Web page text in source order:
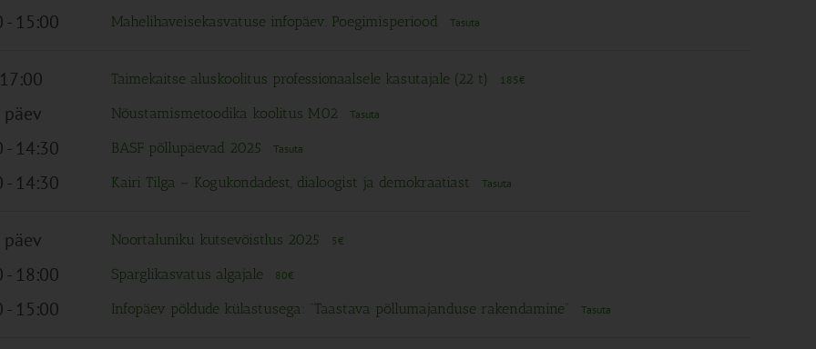
- 15:00 Mahelihaveisekasvatuse infopäev. Poegimisperiood Tasuta
Taimekaitse aluskoolitus professionaalsele kasutajale (22 t) 185€
päev Nõustamismetoodika koolitus M02 Tasuta
- 14:30 BASF põllupäevad 2025 Tasuta
- 14:30 Kairi Tilga – Kogukondadest, dialoogist ja demokraatiast Tasuta
päev Noortaluniku kutsevõistlus 2025 5€
- 18:00 Sparglikasvatus algajale 80€
- 15:00 Infopäev põldude külastusega: “Taastava põllumajanduse rakendamine” Tasuta